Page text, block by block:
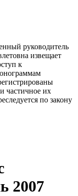
руководитель
извещает
к
частичное их
по закону
2007